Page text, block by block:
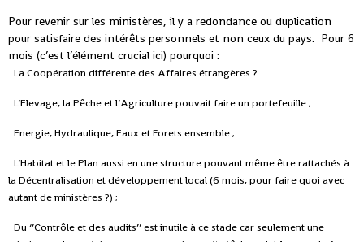
Pour revenir sur les ministères, il y a redondance ou duplication
pour satisfaire des intérêts personnels et non ceux du pays. Pour 6
mois (c’est l’élément crucial ici) pourquoi :
La Coopération différente des Affaires étrangères ?
L’Elevage, la Pêche et l’Agriculture pouvait faire un portefeuille ;
Energie, Hydraulique, Eaux et Forets ensemble ;
L’Habitat et le Plan aussi en une structure pouvant même être rattachés à
la Décentralisation et développement local (6 mois, pour faire quoi avec
autant de ministères ?) ;
Du ‘’Contrôle et des audits’’ est inutile à ce stade car seulement une